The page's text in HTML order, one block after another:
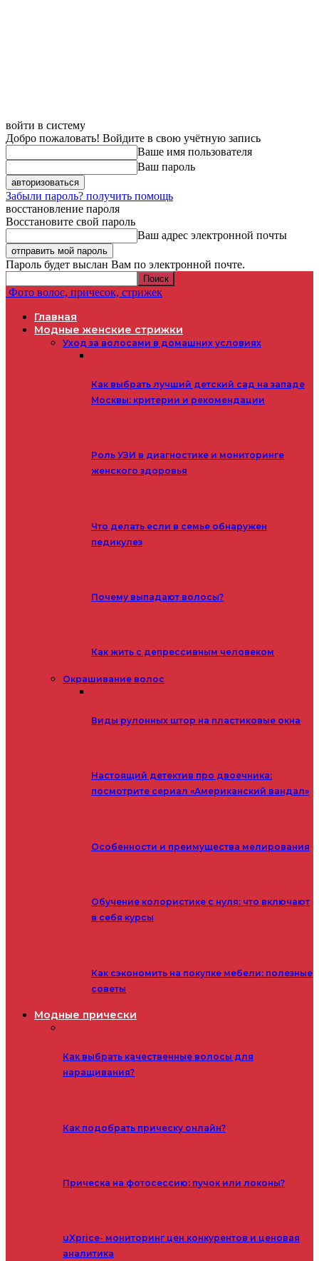
войти в систему
Добро пожаловать! Войдите в свою учётную запись
Ваше имя пользователя
Ваш пароль
Забыли пароль? получить помощь
восстановление пароля
Восстановите свой пароль
Ваш адрес электронной почты
Пароль будет выслан Вам по электронной почте.
Фото волос, причесок, стрижек
Главная
Модные женские стрижки
Уход за волосами в домашних условиях
Как выбрать лучший детский сад на западе
Москвы: критерии и рекомендации
Роль УЗИ в диагностике и мониторинге
женского здоровья
Что делать если в семье обнаружен
педикулез
Почему выпадают волосы?
Как жить с депрессивным человеком
Окрашивание волос
Виды рулонных штор на пластиковые окна
Настоящий детектив про двоечника:
посмотрите сериал «Американский вандал»
Особенности и преимущества мелирования
Обучение колористике с нуля: что включают
в себя курсы
Как сэкономить на покупке мебели: полезные
советы
Модные прически
Как выбрать качественные волосы для
наращивания?
Как подобрать прическу онлайн?
Прическа на фотосессию: пучок или локоны?
uXprice- мониторинг цен конкурентов и ценовая
аналитика